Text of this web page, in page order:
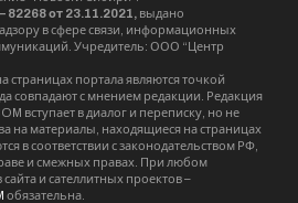
от 23.11.2021, выдано
в сфере связи, информационных
Учредитель: ООО “Центр
портала являются точкой
совпадают с мнением редакции. Редакция
вступает в диалог и переписку, но не
на материалы, находящиеся на страницах
в соответствии с законодательством РФ,
и смежных правах. При любом
и сателлитных проектов –
обязательна.